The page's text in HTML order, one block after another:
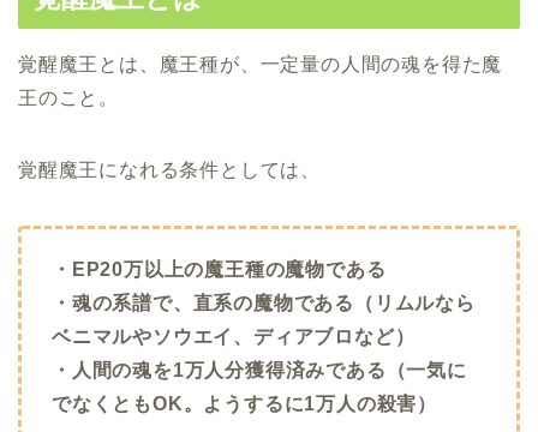
覚醒魔王とは、魔王種が、一定量の人間の魂を得た魔
王のこと。
覚醒魔王になれる条件としては、
・EP20万以上の魔王種の魔物である
・魂の系譜で、直系の魔物である（リムルなら
ベニマルやソウエイ、ディアブロなど）
・人間の魂を1万人分獲得済みである（一気に
でなくともOK。ようするに1万人の殺害）